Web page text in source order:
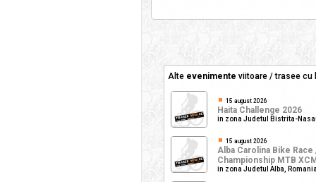
Alte evenimente viitoare / trasee cu
15 august 2026
Haita Challenge 2026
in zona Judetul Bistrita-
15 august 2026
Alba Carolina Bike Race
Championship MTB
in zona Judetul Alba,